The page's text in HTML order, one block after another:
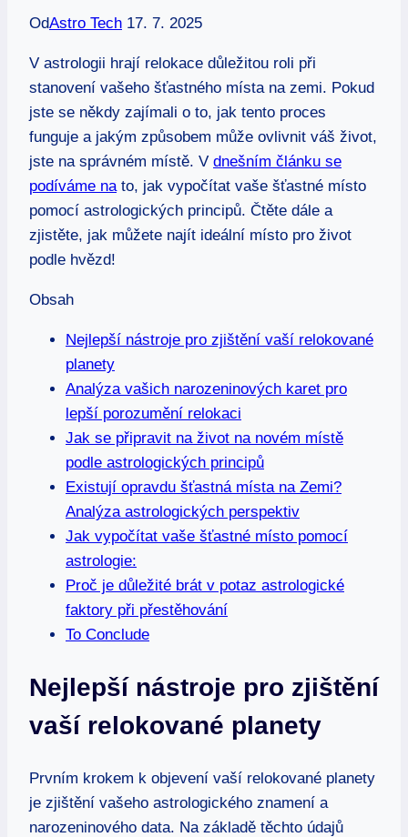
OdAstro Tech 17. 7. 2025
V astrologii hrají relokace důležitou roli při
stanovení vašeho šťastného místa na zemi. Pokud
jste se někdy zajímali o to, jak tento proces
funguje a jakým způsobem může ovlivnit váš život,
jste na správném místě. V dnešním článku se
podíváme nato, jak vypočítat vaše šťastné místo
pomocí astrologických principů. Čtěte dále a
zjistěte, jak můžete najít ideální místo pro život
podle hvězd!
Obsah
Nejlepší nástroje pro zjištění vaší relokované
planety
Analýza vašich narozeninových karet pro
lepší porozumění relokaci
Jak se připravit na život na novém místě
podle astrologických principů
Existují opravdu šťastná místa na Zemi?
Analýza astrologických perspektiv
Jak vypočítat vaše šťastné místo pomocí
astrologie:
Proč je důležité brát v potaz astrologické
faktory při přestěhování
To Conclude
Nejlepší nástroje pro zjištění
vaší relokované planety
Prvním krokem k objevení vaší relokované planety
je zjištění vašeho astrologického znamení a
narozeninového data. Na základě těchto údajů